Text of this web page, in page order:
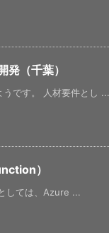
発（千葉）
です。 人材要件とし ...
）
しては、Azure ...